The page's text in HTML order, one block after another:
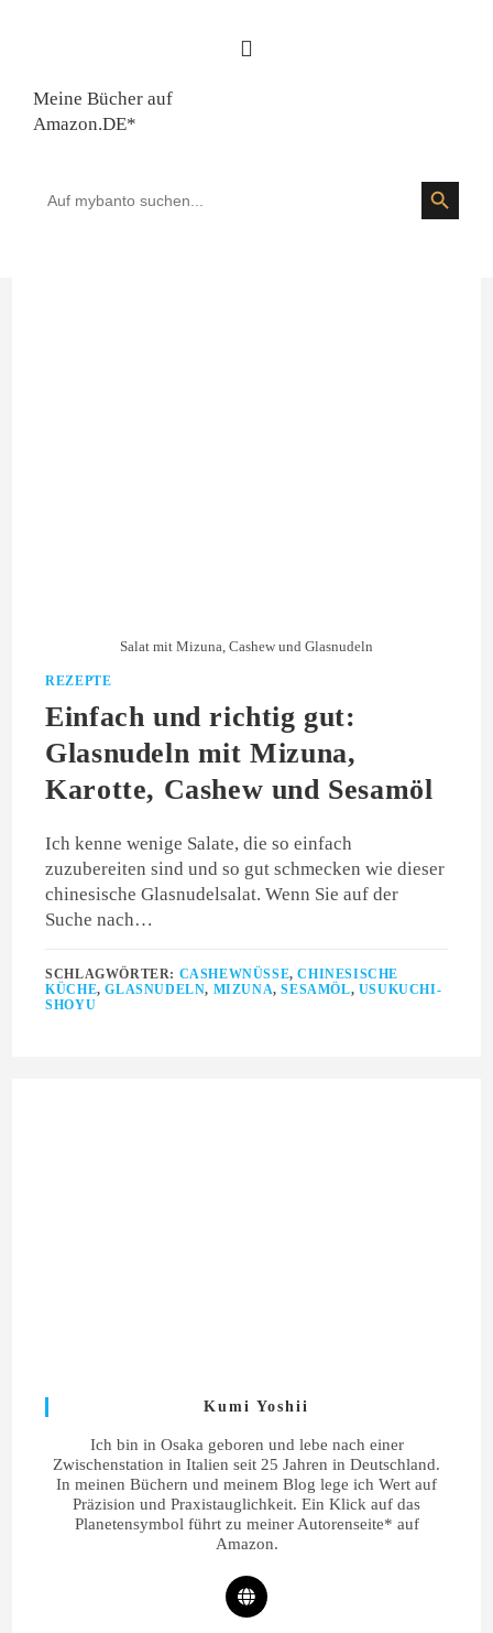
Meine Bücher auf
Amazon.DE*
for:
SEARCH BUTTON
Salat mit Mizuna, Cashew und Glasnudeln
REZEPTE
Einfach und richtig gut:
Glasnudeln mit Mizuna,
Karotte, Cashew und Sesamöl
Ich kenne wenige Salate, die so einfach
zuzubereiten sind und so gut schmecken wie dieser
chinesische Glasnudelsalat. Wenn Sie auf der
Suche nach…
SCHLAGWÖRTER: CASHEWNÜSSE,CHINESISCHE
KÜCHE,GLASNUDELN, MIZUNA,SESAMÖL, USUKUCHI-
SHOYU
Kumi Yoshii
Ich bin in Osaka geboren und lebe nach einer
Zwischenstation in Italien seit 25 Jahren in Deutschland.
In meinen Büchern und meinem Blog lege ich Wert auf
Präzision und Praxistauglichkeit. Ein Klick auf das
Planetensymbol führt zu meiner Autorenseite* auf
Amazon.